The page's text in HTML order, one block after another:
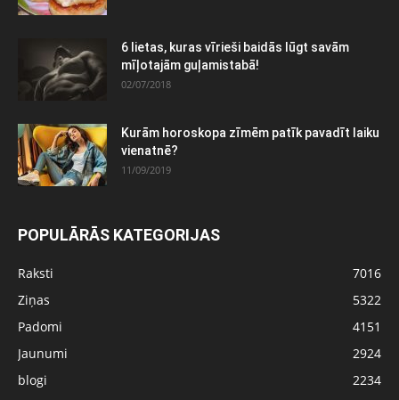
6 lietas, kuras vīrieši baidās lūgt savām
mīļotajām guļamistabā!
02/07/2018
Kurām horoskopa zīmēm patīk pavadīt laiku
vienatnē?
11/09/2019
POPULĀRĀS KATEGORIJAS
Raksti
7016
Ziņas
5322
Padomi
4151
Jaunumi
2924
blogi
2234